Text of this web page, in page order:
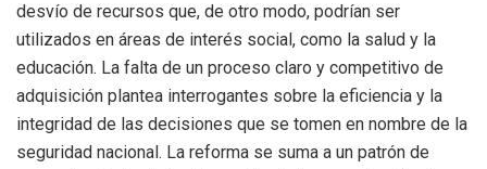
desvío de recursos que, de otro modo, podrían ser
utilizados en áreas de interés social, como la salud y la
educación. La falta de un proceso claro y competitivo de
adquisición plantea interrogantes sobre la eficiencia y la
integridad de las decisiones que se tomen en nombre de la
seguridad nacional. La reforma se suma a un patrón de